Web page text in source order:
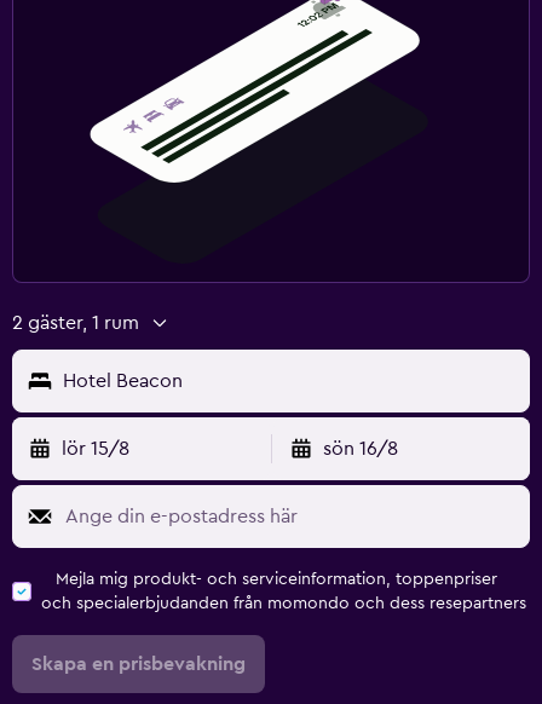
2 gäster, 1 rum
Hotel Beacon
lör 15/8 sön 16/8
Mejla mig produkt- och serviceinformation, toppenpriser
och specialerbjudanden från momondo och dess resepartners
Skapa en prisbevakning